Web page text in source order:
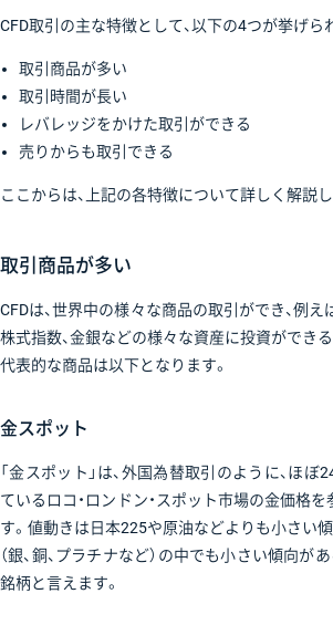
CFD取引の主な特徴として、以下の4つが挙げら
取引商品が多い
取引時間が長い
レバレッジをかけた取引ができる
売りからも取引できる
ここからは、上記の各特徴について詳しく解説し
取引商品が多い
CFDは、世界中の様々な商品の取引ができ、例
株式指数、金銀などの様々な資産に投資ができる
代表的な商品は以下となります。
金スポット
「金スポット」は、外国為替取引のように、ほ
ているロコ・ロンドン・スポット市場の金価格
す。値動きは日本225や原油などよりも小さい
（銀、銅、プラチナなど）の中でも小さい傾向が
銘柄と言えます。